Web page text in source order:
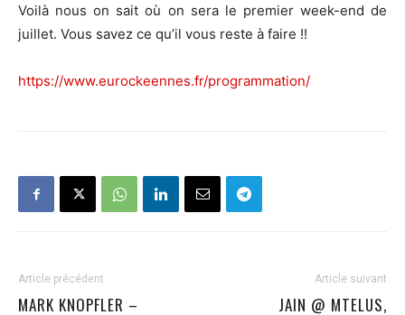
Voilà nous on sait où on sera le premier week-end de
juillet. Vous savez ce qu’il vous reste à faire !!
https://www.eurockeennes.fr/programmation/
Article précédent
MARK KNOPFLER –
Article suivant
JAIN @ MTELUS,